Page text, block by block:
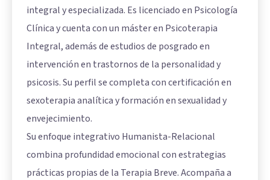
integral y especializada. Es licenciado en Psicología
Clínica y cuenta con un máster en Psicoterapia
Integral, además de estudios de posgrado en
intervención en trastornos de la personalidad y
psicosis. Su perfil se completa con certificación en
sexoterapia analítica y formación en sexualidad y
envejecimiento.
Su enfoque integrativo Humanista-Relacional
combina profundidad emocional con estrategias
prácticas propias de la Terapia Breve. Acompaña a